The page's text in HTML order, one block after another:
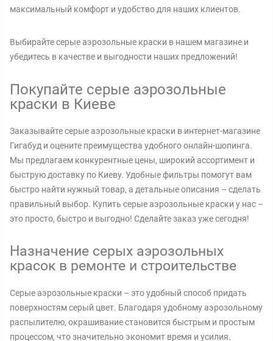
максимальный комфорт и удобство для наших клиентов.
Выбирайте серые аэрозольные краски в нашем магазине и
убедитесь в качестве и выгодности наших предложений!
Покупайте серые аэрозольные
краски в Киеве
Заказывайте серые аэрозольные краски в интернет-магазине
Гигабуд и оцените преимущества удобного онлайн-шопинга.
Мы предлагаем конкурентные цены, широкий ассортимент и
быструю доставку по Киеву. Удобные фильтры помогут вам
быстро найти нужный товар, а детальные описания – сделать
правильный выбор. Купить серые аэрозольные краски у нас –
это просто, быстро и выгодно! Сделайте заказ уже сегодня!
Назначение серых аэрозольных
красок в ремонте и строительстве
Серые аэрозольные краски – это удобный способ придать
поверхностям серый цвет. Благодаря удобному аэрозольному
распылителю, окрашивание становится быстрым и простым
процессом, что значительно экономит время и усилия.